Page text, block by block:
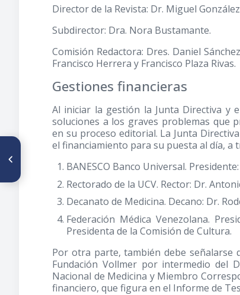
Director de la Revista: Dr. Miguel
Subdirector: Dra. Nora Bustamante.
Comisión Redactora: Dres. Daniel
Francisco Herrera y Francisco Plaza Rivas.
Gestiones financieras
Al iniciar la gestión la Junta Directiva y
soluciones a los graves problemas que
en su proceso editorial. La Junta
el financiamiento para su puesta al día, a
BANESCO Banco Universal.
Rectorado de la UCV. Rector: Dr.
Decanato de Medicina. Decano: Dr.
Federación Médica Venezolana.
Presidenta de la Comisión de Cultura.
Por otra parte, también debe señalarse
Fundación Vollmer por intermedio del
Nacional de Medicina y Miembro
financiero, que figura en el Informe de